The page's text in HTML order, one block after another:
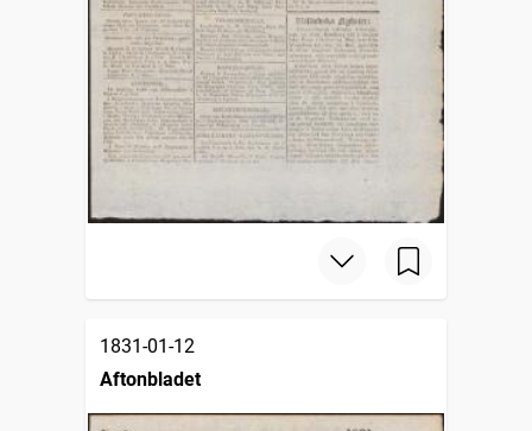
1831-01-12
Aftonbladet